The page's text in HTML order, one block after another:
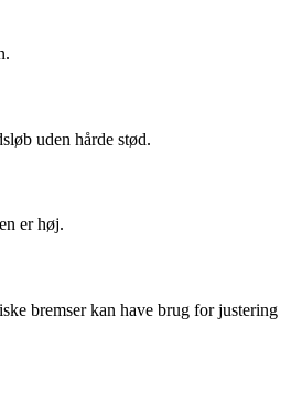
uden hårde stød.
er høj.
bremser kan have brug for justering